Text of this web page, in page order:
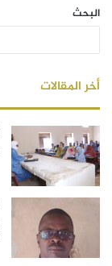
البحث
أخر المقالات